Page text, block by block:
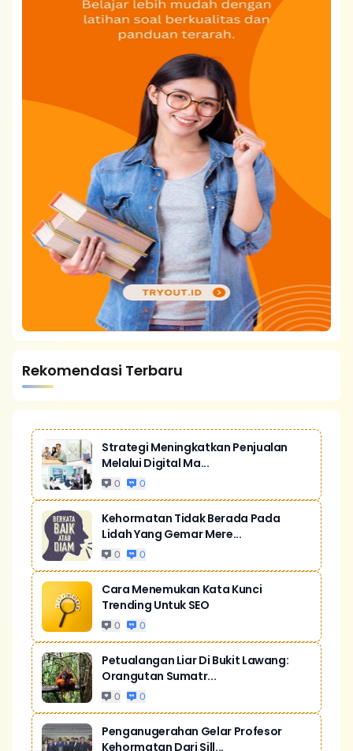
Rekomendasi Terbaru
Strategi Meningkatkan Penjualan
Melalui Digital Ma...
0 0
Kehormatan Tidak Berada Pada
Lidah Yang Gemar Mere...
0 0
Cara Menemukan Kata Kunci
Trending Untuk SEO
0 0
Petualangan Liar Di Bukit Lawang:
Orangutan Sumatr...
0 0
Penganugerahan Gelar Profesor
Kehormatan Dari Sill...